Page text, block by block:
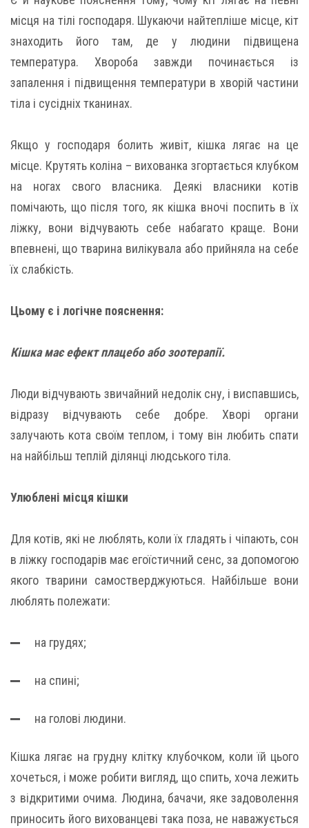
місця на тілі господаря. Шукаючи найтепліше місце, кіт
знаходить його там, де у людини підвищена
температура. Хвороба завжди починається із
запалення і підвищення температури в хворій частини
тіла і сусідніх тканинах.
Якщо у господаря болить живіт, кішка лягає на це
місце. Крутять коліна – вихованка згортається клубком
на ногах свого власника. Деякі власники котів
помічають, що після того, як кішка вночі поспить в їх
ліжку, вони відчувають себе набагато краще. Вони
впевнені, що тварина вилікувала або прийняла на себе
їх слабкість.
Цьому є і логічне пояснення:
Кішка має ефект плацебо або зоотерапії.
Люди відчувають звичайний недолік сну, і виспавшись,
відразу відчувають себе добре. Хворі органи
залучають кота своїм теплом, і тому він любить спати
на найбільш теплій ділянці людського тіла.
Улюблені місця кішки
Для котів, які не люблять, коли їх гладять і чіпають, сон
в ліжку господарів має егоїстичний сенс, за допомогою
якого тварини самостверджуються. Найбільше вони
люблять полежати:
на грудях;
на спині;
на голові людини.
Кішка лягає на грудну клітку клубочком, коли їй цього
хочеться, і може робити вигляд, що спить, хоча лежить
з відкритими очима. Людина, бачачи, яке задоволення
приносить його вихованцеві така поза, не наважується